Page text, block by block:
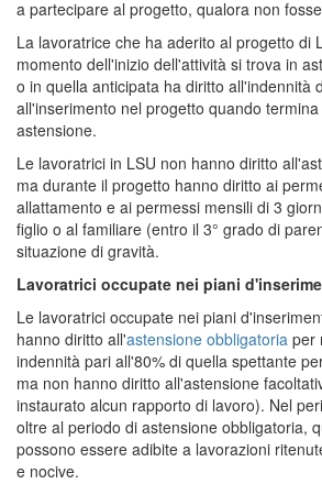
a partecipare al progetto, qualora non
La lavoratrice che ha aderito al progetto di
momento dell'inizio dell'attività si trova in
o in quella anticipata ha diritto all'indennità
all'inserimento nel progetto quando
astensione.
Le lavoratrici in LSU non hanno diritto
ma durante il progetto hanno diritto ai
allattamento e ai permessi mensili di 3
figlio o al familiare (entro il 3° grado di
situazione di gravità.
Lavoratrici occupate nei piani
Le lavoratrici occupate nei piani
hanno diritto all'astensione obbligatoria per
indennità pari all'80% di quella spettante
ma non hanno diritto all'astensione
instaurato alcun rapporto di lavoro). Nel
oltre al periodo di astensione obbligatoria,
possono essere adibite a lavorazioni
e nocive.